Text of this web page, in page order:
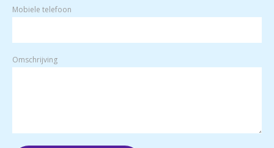
Mobiele telefoon
Omschrijving